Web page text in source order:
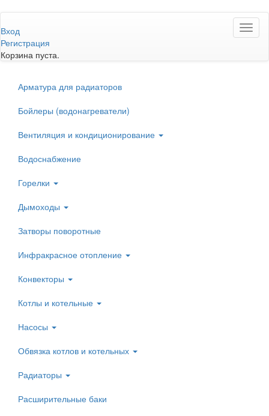
к
основному
содержанию
Вход
Регистрация
Корзина пуста.
Арматура для радиаторов
Бойлеры (водонагреватели)
Вентиляция и кондиционирование
Водоснабжение
Горелки
Дымоходы
Затворы поворотные
Инфракрасное отопление
Конвекторы
Котлы и котельные
Насосы
Обвязка котлов и котельных
Радиаторы
Расширительные баки